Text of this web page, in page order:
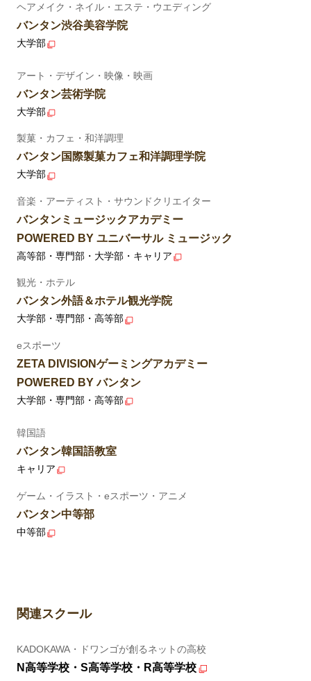
ヘアメイク・ネイル・エステ・ウエディング
バンタン渋谷美容学院
大学部
アート・デザイン・映像・映画
バンタン芸術学院
大学部
製菓・カフェ・和洋調理
バンタン国際製菓カフェ和洋調理学院
大学部
音楽・アーティスト・サウンドクリエイター
バンタンミュージックアカデミー
POWERED BY ユニバーサル ミュージック
高等部・専門部・大学部・キャリア
観光・ホテル
バンタン外語＆ホテル観光学院
大学部・専門部・高等部
eスポーツ
ZETA DIVISIONゲーミングアカデミー
POWERED BY バンタン
大学部・専門部・高等部
韓国語
バンタン韓国語教室
キャリア
ゲーム・イラスト・eスポーツ・アニメ
バンタン中等部
中等部
関連スクール
KADOKAWA・ドワンゴが創るネットの高校
N高等学校・S高等学校・R高等学校